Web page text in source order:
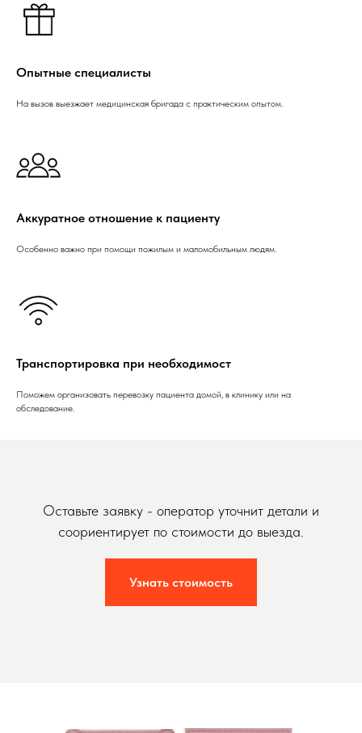
Опытные специалисты
На вызов выезжает медицинская бригада с практическим опытом.
Аккуратное отношение к пациенту
Особенно важно при помощи пожилым и маломобильным людям.
Транспортировка при необходимост
Поможем организовать перевозку пациента домой, в клинику или на
обследование.
Оставьте заявку - оператор уточнит детали и
соориентирует по стоимости до выезда.
Узнать стоимость